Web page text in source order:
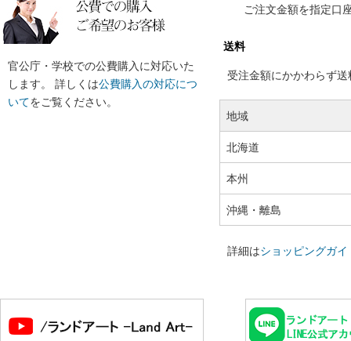
官公庁・学校での公費購入に対応いた
します。 詳しくは公費購入の対応につ
いてをご覧ください。
ご注文金額を指定口
送料
受注金額にかかわらず
地域
北海道
本州
沖縄・離島
詳細はショッピングガイ